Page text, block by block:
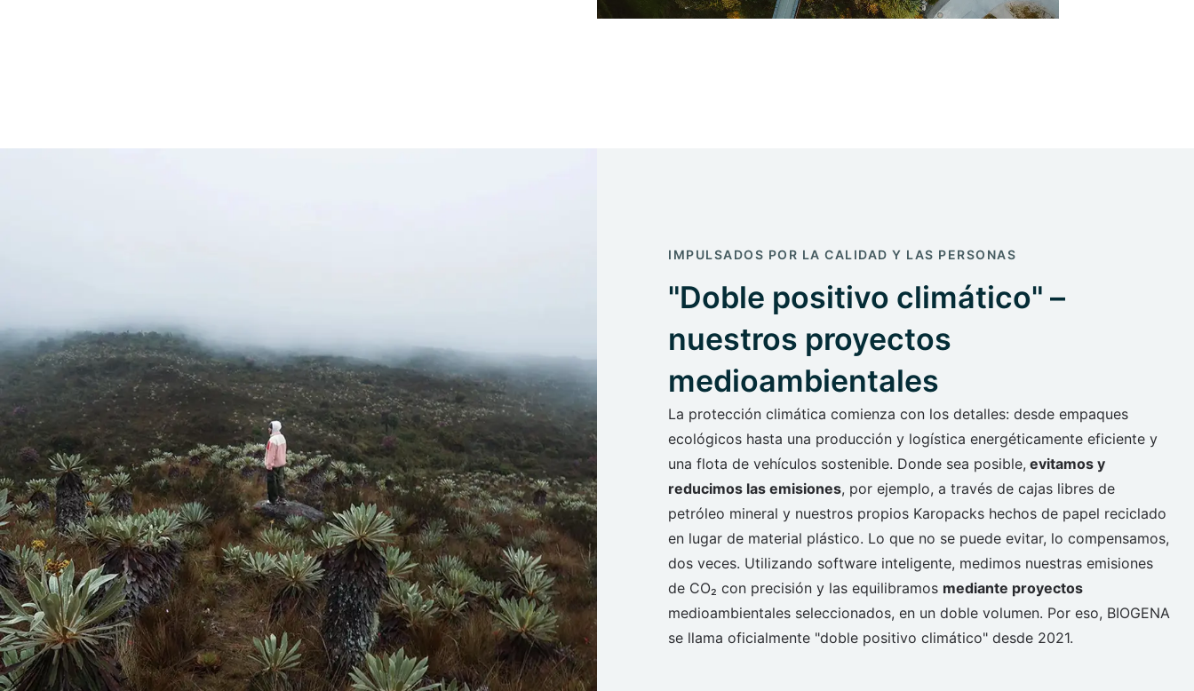
IMPULSADOS POR LA CALIDAD Y LAS PERSONAS
"Doble positivo climático" –
nuestros proyectos
medioambientales
La protección climática comienza con los detalles: desde empaques
ecológicos hasta una producción y logística energéticamente eficiente y
una flota de vehículos sostenible. Donde sea posible, evitamos y
reducimos las emisiones, por ejemplo, a través de cajas libres de
petróleo mineral y nuestros propios Karopacks hechos de papel reciclado
en lugar de material plástico. Lo que no se puede evitar, lo compensamos,
dos veces. Utilizando software inteligente, medimos nuestras emisiones
de CO₂ con precisión y las equilibramos mediante proyectos
medioambientales seleccionados, en un doble volumen. Por eso, BIOGENA
se llama oficialmente "doble positivo climático" desde 2021.